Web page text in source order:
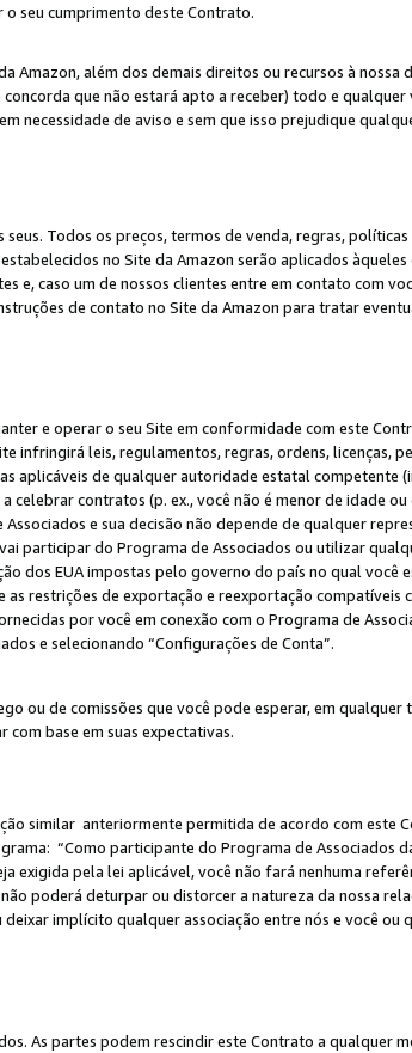
seu cumprimento deste Contrato.
além dos demais direitos ou recursos à nossa
que não estará apto a receber) todo e
necessidade de aviso e sem que isso prejudique
Todos os preços, termos de venda, regras,
no Site da Amazon serão aplicados àqueles
e, caso um de nossos clientes entre em contato com
de contato no Site da Amazon para tratar
e operar o seu Site em conformidade com este
infringirá leis, regulamentos, regras, ordens, licenças,
aplicáveis de qualquer autoridade estatal competente
contratos (p. ex., você não é menor de idade
e sua decisão não depende de qualquer
participar do Programa de Associados ou utilizar
dos EUA impostas pelo governo do país no qual você
restrições de exportação e reexportação compatíveis
por você em conexão com o Programa de
e selecionando “Configurações de Conta”.
ou de comissões que você pode esperar, em qualquer
base em suas expectativas.
similar anteriormente permitida de acordo com este
“Como participante do Programa de Associados
exigida pela lei aplicável, você não fará nenhuma
poderá deturpar ou distorcer a natureza da nossa
implícito qualquer associação entre nós e você ou
As partes podem rescindir este Contrato a qualquer